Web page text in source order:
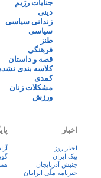
جنایات رژیم
دینی
زندانی سیاسی
سیاسی
طنز
فرهنگی
قصه و داستان
کلاسه بندی
کمدی
مشکلات زنان
ورزش
اخبار
اخبار روز
پيک ايران
جنبش آذربایجان
خبرنامه ملّی ایرانیان